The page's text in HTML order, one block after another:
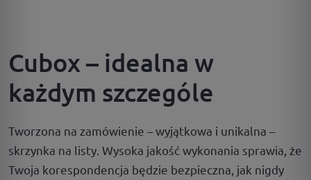
Cubox – idealna w
każdym szczególe
Tworzona na zamówienie – wyjątkowa i unikalna –
skrzynka na listy. Wysoka jakość wykonania sprawia, że
Twoja korespondencja będzie bezpieczna, jak nigdy